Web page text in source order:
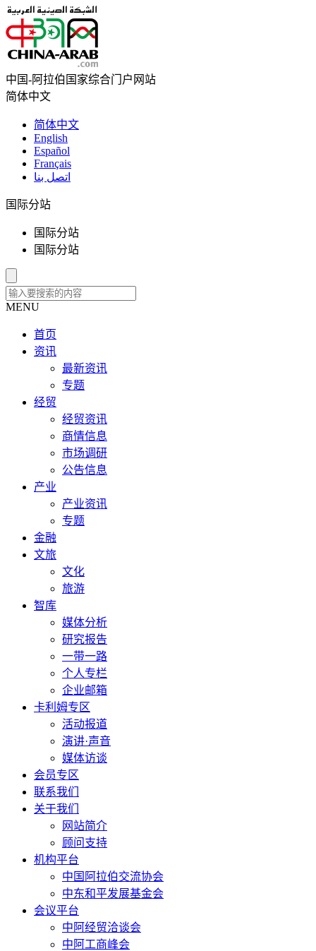
中国-阿拉伯国家综合门户网站
简体中文
简体中文
English
Español
Français
اتصل بنا
国际分站
国际分站
国际分站
MENU
首页
资讯
最新资讯
专题
经贸
经贸资讯
商情信息
市场调研
公告信息
产业
产业资讯
专题
金融
文旅
文化
旅游
智库
媒体分析
研究报告
一带一路
个人专栏
企业邮箱
卡利姆专区
活动报道
演讲·声音
媒体访谈
会员专区
联系我们
关于我们
网站简介
顾问支持
机构平台
中国阿拉伯交流协会
中东和平发展基金会
会议平台
中阿经贸洽谈会
中阿工商峰会